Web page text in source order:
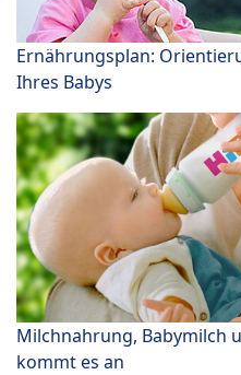
Ernährungsplan:
Ihres Babys
Milchnahrung, Babymilch
kommt es an